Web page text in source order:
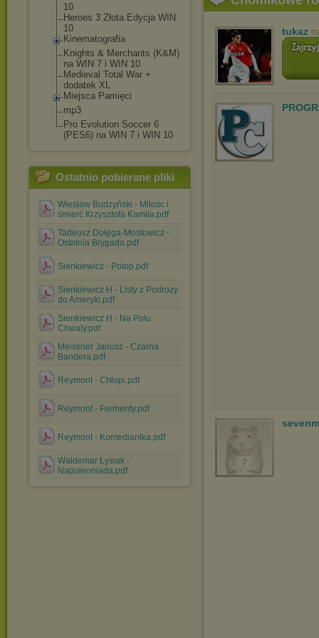
10
Heroes 3 Złota Edycja WIN
10
Kinematografia
Knights & Merchants (K&M)
na WIN 7 i WIN 10
Medieval Total War +
dodatek XL
Miejsca Pamięci
mp3
Pro Evolution Soccer 6
(PES6) na WIN 7 i WIN 10
Ostatnio pobierane pliki
Wiesław Budzyński - Miłosc i
śmierć Krzysztofa Kamila.pdf
Tadeusz Dołęga-Mostowicz -
Ostatnia Brygada.pdf
Sienkiewicz - Potop.pdf
Sienkiewicz H - Listy z Podrozy
do Ameryki.pdf
Sienkiewicz H - Na Polu
Chwaly.pdf
Meissner Janusz - Czarna
Bandera.pdf
Reymont - Chłopi.pdf
Reymont - Fermenty.pdf
Reymont - Komediantka.pdf
Waldemar Łysiak -
Napoleoniada.pdf
tukaz